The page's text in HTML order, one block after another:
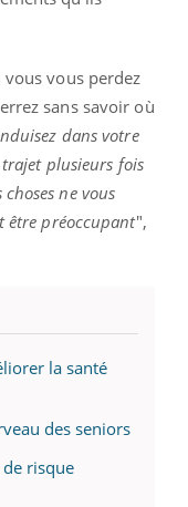
vous perdez
sans savoir où
dans votre
plusieurs fois
ne vous
être préoccupant",
la santé
des seniors
risque